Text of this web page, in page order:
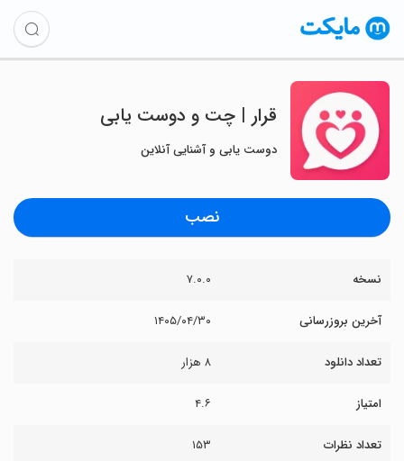
‏‏‏قرار | چت و دوست یابی
دوست یابی و آشنایی آنلاین
نصب
نسخه ۷.۰.۰
آخرین بروزرسانی ۱۴۰۵/۰۴/۳۰
تعداد دانلود ۸ هزار
امتیاز ۴.۶
تعداد نظرات ۱۵۳